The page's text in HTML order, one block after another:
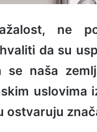
ne
da su
se naša
uslovima
ostvaruju